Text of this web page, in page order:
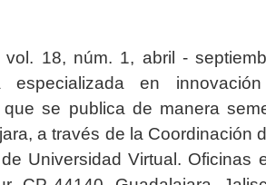
vol. 18, núm. 1, abril -
especializada en
que se publica de manera
a través de la Coordinación
Universidad Virtual. Oficinas